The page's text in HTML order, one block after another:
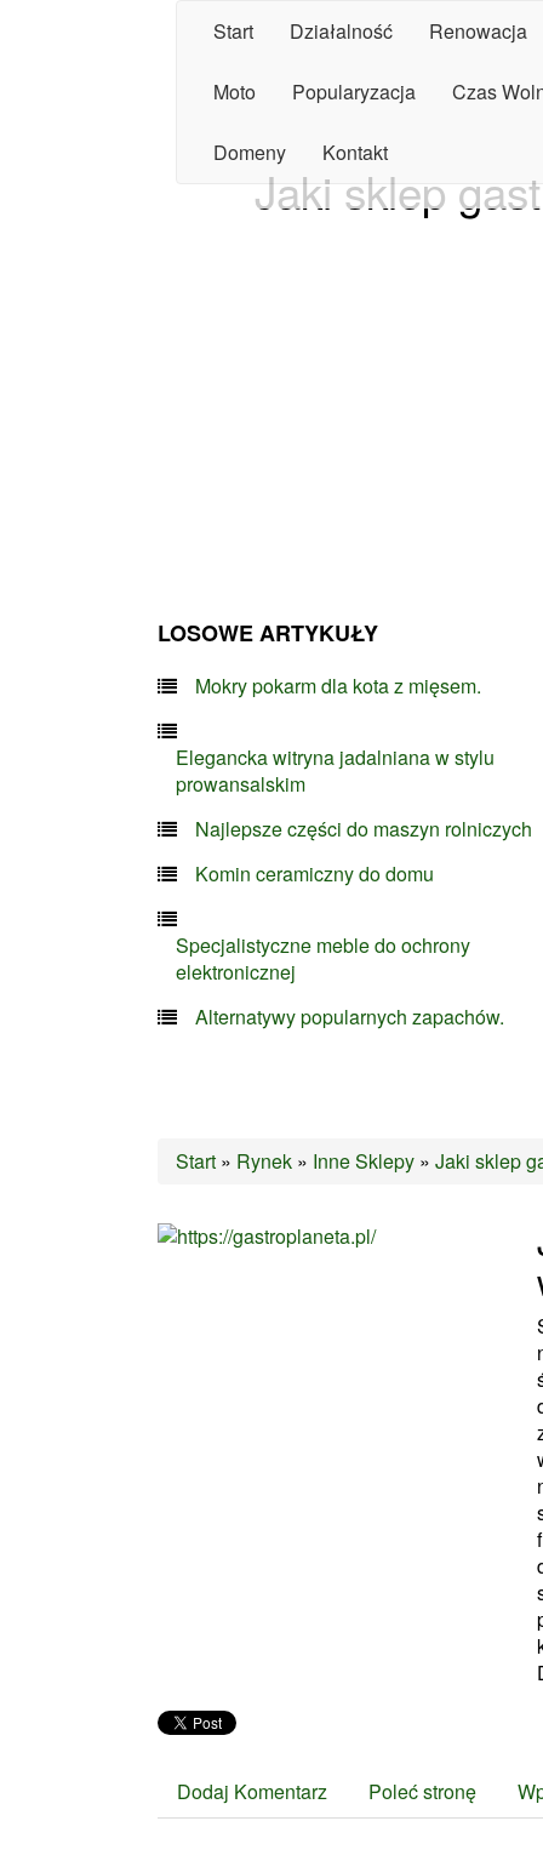
Start Działalność Renowacja
Moto Popularyzacja Czas
Domeny Kontakt
Jaki sklep
LOSOWE ARTYKUŁY
Mokry pokarm dla kota z mięsem.
Elegancka witryna jadalniana w stylu
prowansalskim
Najlepsze części do maszyn rolniczych
Komin ceramiczny do domu
Specjalistyczne meble do ochrony
elektronicznej
Alternatywy popularnych zapachów.
Start » Rynek » Inne Sklepy » Jaki sklep
Dodaj Komentarz Poleć stronę